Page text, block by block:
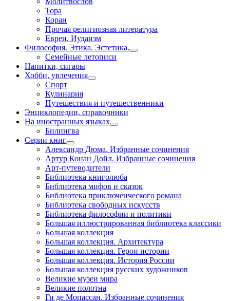
Тора
Коран
Прочая религиозная литература
Евреи. Иудаизм
Философия. Этика. Эстетика.
Семейные летописи
Напитки, сигары
Хобби, увлечения
Спорт
Кулинария
Путешествия и путешественники
Энциклопедии, справочники
На иностранных языках
Билингва
Серии книг
Александр Дюма. Избранные сочинения
Артур Конан Дойл. Избранные сочинения
Арт-путеводители
Библиотека книголюба
Библиотека мифов и сказок
Библиотека приключенческого романа
Библиотека свободных искусств
Библиотека философии и политики
Большая иллюстрированная библиотека классики
Большая коллекция
Большая коллекция. Архитектура
Большая коллекция. Герои истории
Большая коллекция. История России
Большая коллекция русских художников
Великие музеи мира
Великие полотна
Ги де Мопассан. Избранные сочинения